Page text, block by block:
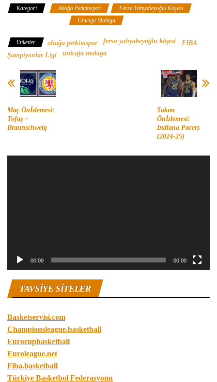
Kategori Aliağa Petkimspor
Fersu Yahyabeyoğlu Köşesi
Unicaja Malaga
Etiketler aliağa petkimspor fersu yahyabeyoğlu köşesi
FIBA
Şampiyonlar Ligi
unicaja malaga
Maç Önİzlemesi:
Tofaş –
Braunschweig
Takım
Önİzlemesi:
Indiana Pacers
(2024-25)
00:00 00:00
TAVSIYE SITELER
Basketservisi.com
Championsleague.basketball
Eurocupbasketball
Euroleague.net
Fiba.basketball
Türkiye Basketbol Federasyonu